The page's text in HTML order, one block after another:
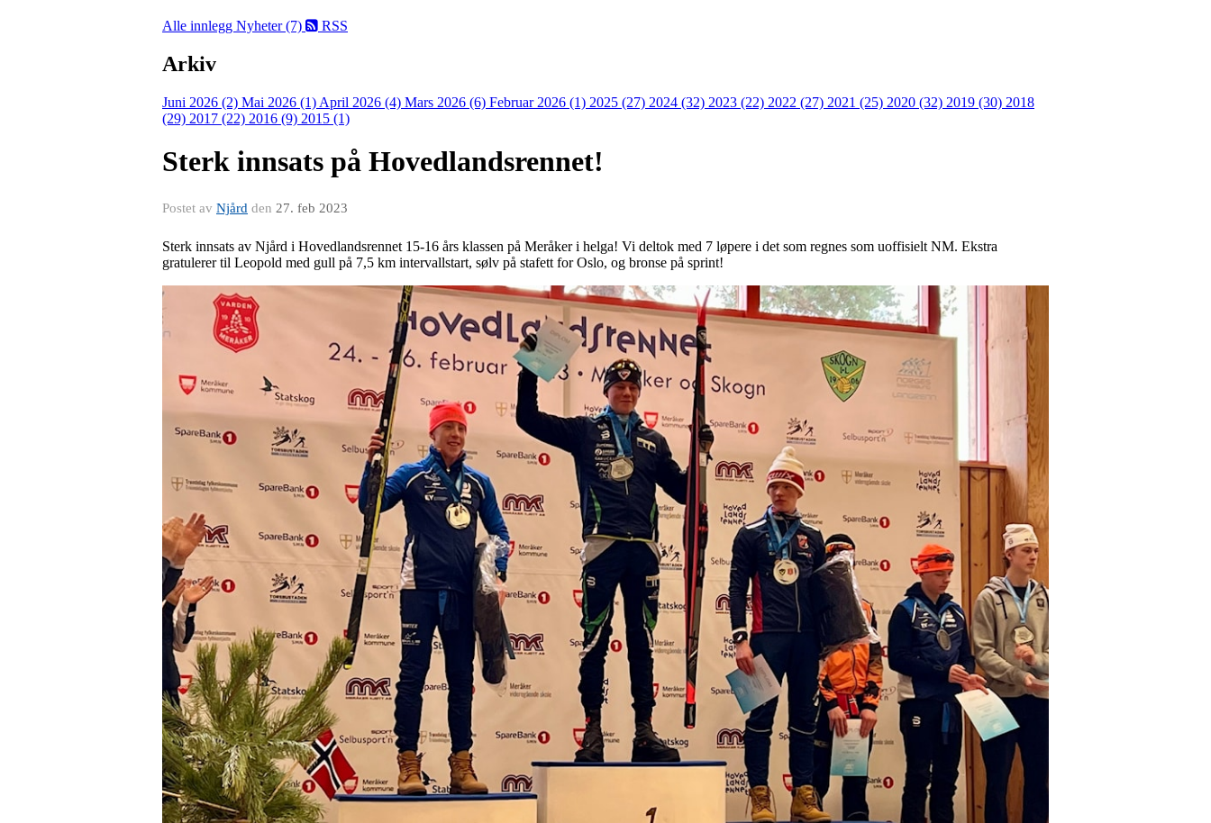
Alle innlegg Nyheter (7) RSS
Arkiv
Juni 2026 (2) Mai 2026 (1) April 2026 (4) Mars 2026 (6) Februar 2026 (1) 2025 (27) 2024 (32) 2023 (22) 2022 (27) 2021 (25) 2020 (32) 2019 (30) 2018
(29) 2017 (22) 2016 (9) 2015 (1)
Sterk innsats på Hovedlandsrennet!
Postet av Njård den 27. feb 2023
Sterk innsats av Njård i Hovedlandsrennet 15-16 års klassen på Meråker i helga! Vi deltok med 7 løpere i det som regnes som uoffisielt NM. Ekstra
gratulerer til Leopold med gull på 7,5 km intervallstart, sølv på stafett for Oslo, og bronse på sprint!